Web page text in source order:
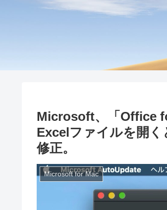
Microsoft、「Office
Excelファイルを開
修正。
Microsoft for Mac